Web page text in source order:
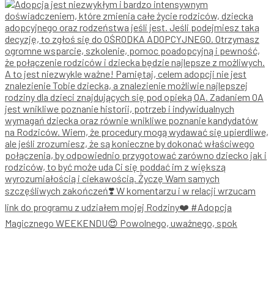
Magicznego WEEKENDU😍 Powolnego, uważnego, spok